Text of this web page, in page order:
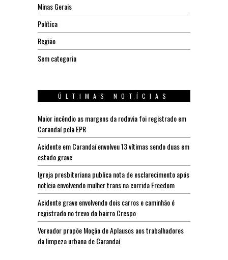
Minas Gerais
Política
Região
Sem categoria
ÚLTIMAS NOTÍCIAS
Maior incêndio as margens da rodovia foi registrado em
Carandaí pela EPR
Acidente em Carandaí envolveu 13 vítimas sendo duas em
estado grave
Igreja presbiteriana publica nota de esclarecimento após
notícia envolvendo mulher trans na corrida Freedom
Acidente grave envolvendo dois carros e caminhão é
registrado no trevo do bairro Crespo
Vereador propõe Moção de Aplausos aos trabalhadores
da limpeza urbana de Carandaí